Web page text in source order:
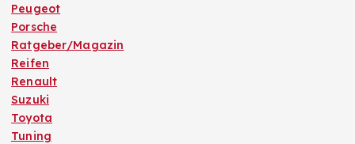
Peugeot
Porsche
Ratgeber/Magazin
Reifen
Renault
Suzuki
Toyota
Tuning